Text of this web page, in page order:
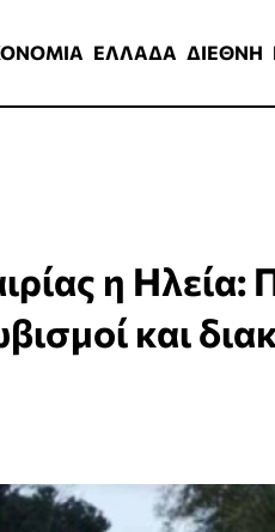
ΕΛΛΑΔΑ ΔΙΕΘΝΗ
η Ηλεία:
και